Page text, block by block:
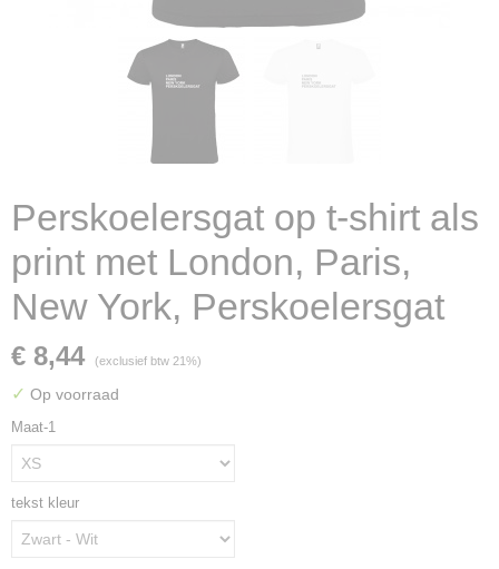
Perskoelersgat op t-shirt als
print met London, Paris,
New York, Perskoelersgat
€ 8,44 (exclusief btw 21%)
✓ Op voorraad
Maat-1
tekst kleur